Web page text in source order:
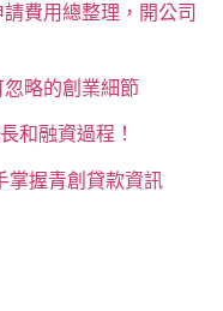
費用總整理，開公司
略的創業細節
和融資過程！
掌握青創貸款資訊